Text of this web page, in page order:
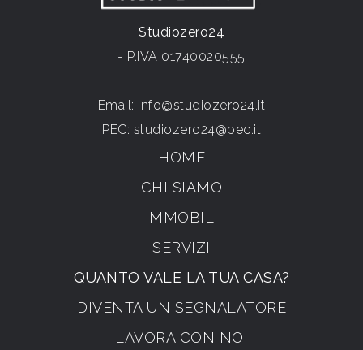
Studiozero24
- P.IVA 01740020555
Email: info@studiozero24.it
PEC: studiozero24@pec.it
HOME
CHI SIAMO
IMMOBILI
SERVIZI
QUANTO VALE LA TUA CASA?
DIVENTA UN SEGNALATORE
LAVORA CON NOI